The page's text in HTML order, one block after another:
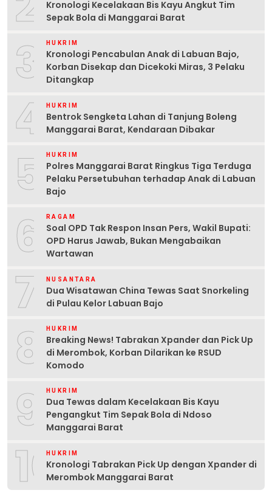
Kronologi Kecelakaan Bis Kayu Angkut Tim
Sepak Bola di Manggarai Barat
3 HUKRIM
Kronologi Pencabulan Anak di Labuan Bajo,
Korban Disekap dan Dicekoki Miras, 3 Pelaku
Ditangkap
4 HUKRIM
Bentrok Sengketa Lahan di Tanjung Boleng
Manggarai Barat, Kendaraan Dibakar
5 HUKRIM
Polres Manggarai Barat Ringkus Tiga Terduga
Pelaku Persetubuhan terhadap Anak di Labuan
Bajo
6 RAGAM
Soal OPD Tak Respon Insan Pers, Wakil Bupati:
OPD Harus Jawab, Bukan Mengabaikan
Wartawan
7 NUSANTARA
Dua Wisatawan China Tewas Saat Snorkeling
di Pulau Kelor Labuan Bajo
8 HUKRIM
Breaking News! Tabrakan Xpander dan Pick Up
di Merombok, Korban Dilarikan ke RSUD
Komodo
9 HUKRIM
Dua Tewas dalam Kecelakaan Bis Kayu
Pengangkut Tim Sepak Bola di Ndoso
Manggarai Barat
10HUKRIM
Kronologi Tabrakan Pick Up dengan Xpander di
Merombok Manggarai Barat